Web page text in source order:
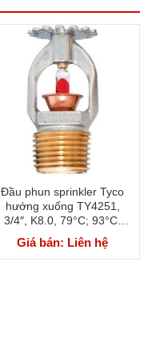
Đầu phun sprinkler Tyco
hướng xuống TY4251,
3/4″, K8.0, 79°C; 93°C;
141°C
Giá bán: Liên hệ